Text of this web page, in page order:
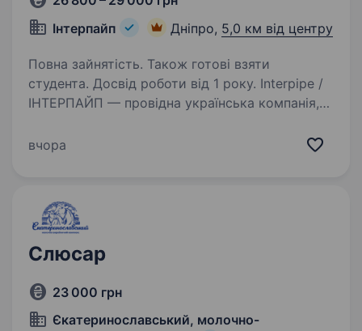
Інтерпайп
Дніпро, 5,0 км від центру
Повна зайнятість. Також готові взяти
студента. Досвід роботи від 1 року. Interpipe /
ІНТЕРПАЙП — провідна українська компанія,
та постачанні безшовних труб та залізничної
вчора
Слюсар
23 000 грн
Єкатеринославський, молочно-